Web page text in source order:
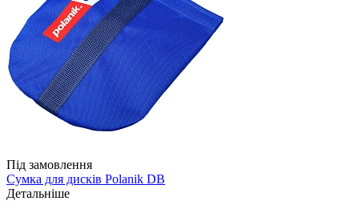
Під замовлення
Сумка для дисків Polanik DB
Детальніше